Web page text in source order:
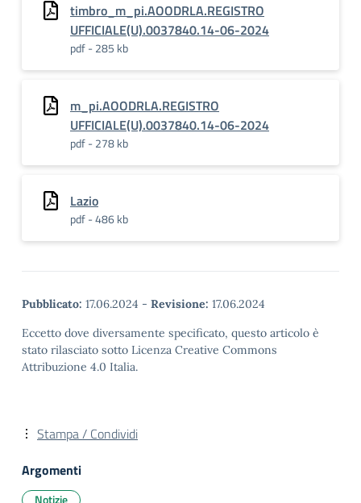
timbro_m_pi.AOODRLA.REGISTRO
UFFICIALE(U).0037840.14-06-2024
pdf - 285 kb
m_pi.AOODRLA.REGISTRO
UFFICIALE(U).0037840.14-06-2024
pdf - 278 kb
Lazio
pdf - 486 kb
Pubblicato: 17.06.2024 - Revisione: 17.06.2024
Eccetto dove diversamente specificato, questo articolo è
stato rilasciato sotto Licenza Creative Commons
Attribuzione 4.0 Italia.
Stampa / Condividi
Argomenti
Notizie